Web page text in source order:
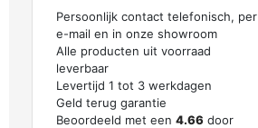
Persoonlijk contact telefonisch, per
e-mail en in onze showroom
Alle producten uit voorraad
leverbaar
Levertijd 1 tot 3 werkdagen
Geld terug garantie
Beoordeeld met een 4.66 door